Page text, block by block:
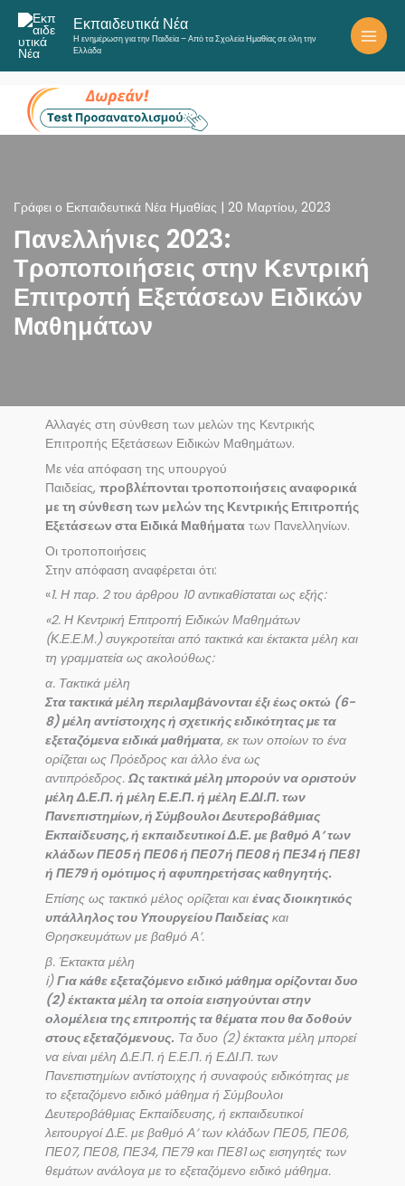
Μετάβαση
στο
περιεχόμενο
Εκπαιδευτικά Νέα
Η ενημέρωση για την Παιδεία – Από τα Σχολεία Ημαθίας σε όλη την
Ελλάδα
Γράφει ο Εκπαιδευτικά Νέα Ημαθίας 20 Μαρτίου, 2023
Πανελλήνιες 2023:
Τροποποιήσεις στην Κεντρική
Επιτροπή Εξετάσεων Ειδικών
Μαθημάτων
Αλλαγές στη σύνθεση των μελών της Κεντρικής
Επιτροπής Εξετάσεων Ειδικών Μαθημάτων.
Με νέα απόφαση της υπουργού
Παιδείας, προβλέπονται τροποποιήσεις αναφορικά
με τη σύνθεση των μελών της Κεντρικής Επιτροπής
Εξετάσεων στα Ειδικά Μαθήματα των Πανελληνίων.
Οι τροποποιήσεις
Στην απόφαση αναφέρεται ότι:
«1. Η παρ. 2 του άρθρου 10 αντικαθίσταται ως εξής:
«2. Η Κεντρική Επιτροπή Ειδικών Μαθημάτων
(Κ.Ε.Ε.Μ.) συγκροτείται από τακτικά και έκτακτα μέλη και
τη γραμματεία ως ακολούθως:
α. Τακτικά μέλη
Στα τακτικά μέλη περιλαμβάνονται έξι έως οκτώ (6-
8) μέλη αντίστοιχης ή σχετικής ειδικότητας με τα
εξεταζόμενα ειδικά μαθήματα, εκ των οποίων το ένα
ορίζεται ως Πρόεδρος και άλλο ένα ως
αντιπρόεδρος. Ως τακτικά μέλη μπορούν να οριστούν
μέλη Δ.Ε.Π. ή μέλη Ε.Ε.Π. ή μέλη Ε.ΔΙ.Π. των
Πανεπιστημίων, ή Σύμβουλοι Δευτεροβάθμιας
Εκπαίδευσης, ή εκπαιδευτικοί Δ.Ε. με βαθμό Α’ των
κλάδων ΠΕ05 ή ΠΕ06 ή ΠΕ07 ή ΠΕ08 ή ΠΕ34 ή ΠΕ81
ή ΠΕ79 ή ομότιμος ή αφυπηρετήσας καθηγητής.
Επίσης ως τακτικό μέλος ορίζεται και ένας διοικητικός
υπάλληλος του Υπουργείου Παιδείας και
Θρησκευμάτων με βαθμό Α’.
β. Έκτακτα μέλη
i)Για κάθε εξεταζόμενο ειδικό μάθημα ορίζονται δυο
(2) έκτακτα μέλη τα οποία εισηγούνται στην
ολομέλεια της επιτροπής τα θέματα που θα δοθούν
στους εξεταζόμενους. Τα δυο (2) έκτακτα μέλη μπορεί
να είναι μέλη Δ.Ε.Π. ή Ε.Ε.Π. ή Ε.ΔΙ.Π. των
Πανεπιστημίων αντίστοιχης ή συναφούς ειδικότητας με
το εξεταζόμενο ειδικό μάθημα ή Σύμβουλοι
Δευτεροβάθμιας Εκπαίδευσης, ή εκπαιδευτικοί
λειτουργοί Δ.Ε. με βαθμό Α’ των κλάδων ΠΕ05, ΠΕ06,
ΠΕ07, ΠΕ08, ΠΕ34, ΠΕ79 και ΠΕ81 ως εισηγητές των
θεμάτων ανάλογα με το εξεταζόμενο ειδικό μάθημα.